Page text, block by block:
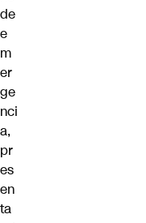
de
e
m
er
ge
nci
a,
pr
es
en
ta